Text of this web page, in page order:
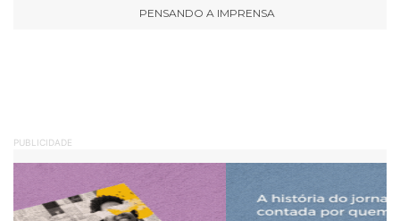
PENSANDO A IMPRENSA
PUBLICIDADE